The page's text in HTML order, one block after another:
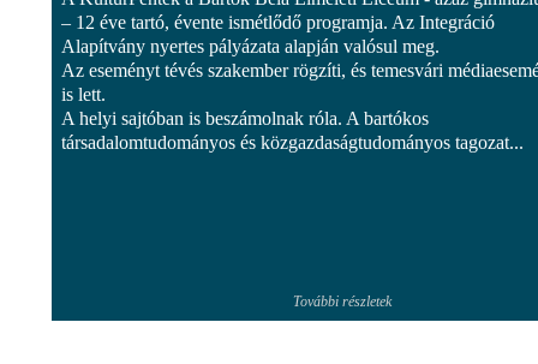
– 12 éve tartó, évente ismétlődő programja. Az Integráció
Alapítvány nyertes pályázata alapján valósul meg.
Az eseményt tévés szakember rögzíti, és temesvári
is lett.
A helyi sajtóban is beszámolnak róla. A bartókos
társadalomtudományos és közgazdaságtudományos tagozat...
További részletek